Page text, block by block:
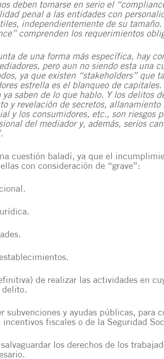
deben tomarse en serio el
penal a las entidades con
independientemente de su
comprenden los requerimientos
de una forma más específica, hay
pero aun no siendo esta una
ya que existen “stakeholders” que
estrella es el blanqueo de
saben de lo que hablo. Y los delitos
y revelación de secretos,
y los consumidores, etc., son riesgos
del mediador y, además, serios
cuestión baladí, ya que el
con consideración de “grave”:
de realizar las actividades en
delito.
subvenciones y ayudas públicas, para
incentivos fiscales o de la Seguridad
los derechos de los